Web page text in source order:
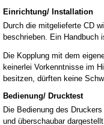
Einrichtung/ Installation
Durch die mitgelieferte CD
beschrieben. Ein Handbuch
Die Kopplung mit dem
keinerlei Vorkenntnisse im
besitzen, dürften keine
Bedienung/ Drucktest
Die Bedienung des
und überschaubar